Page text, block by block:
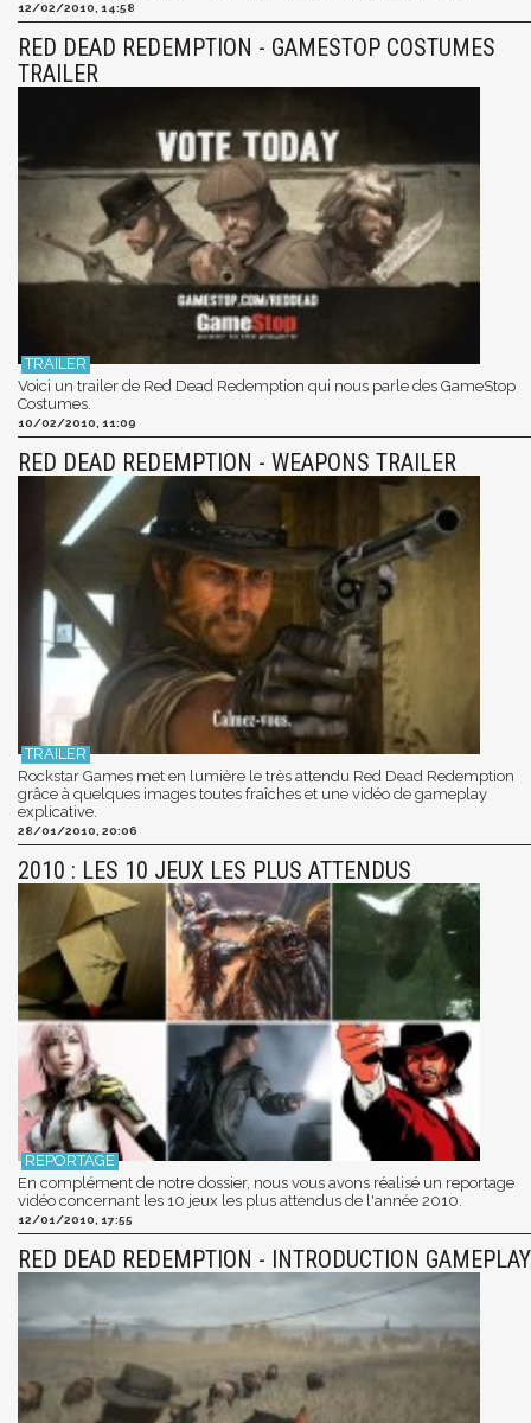
12/02/2010, 14:58
RED DEAD REDEMPTION - GAMESTOP COSTUMES
TRAILER
Voici un trailer de Red Dead Redemption qui nous parle des GameStop
Costumes.
10/02/2010, 11:09
RED DEAD REDEMPTION - WEAPONS TRAILER
Rockstar Games met en lumière le très attendu Red Dead Redemption
grâce à quelques images toutes fraîches et une vidéo de gameplay
explicative.
28/01/2010, 20:06
2010 : LES 10 JEUX LES PLUS ATTENDUS
En complément de notre dossier, nous vous avons réalisé un reportage
vidéo concernant les 10 jeux les plus attendus de l'année 2010.
12/01/2010, 17:55
RED DEAD REDEMPTION - INTRODUCTION GAMEPLAY